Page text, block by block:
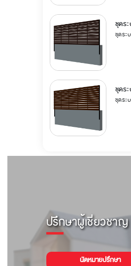
ชุดร
ชุดระ
ชุดร
ชุดระ
ปรึกษาผู้เชี่ยวชาญ
นัดหมายปรึกษา